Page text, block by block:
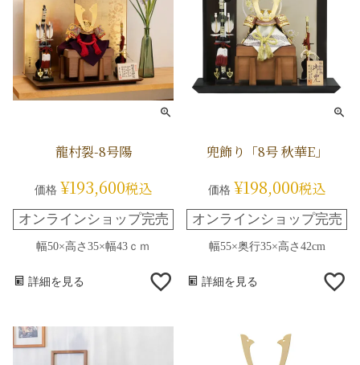
龍村裂-8号陽
価格 ¥193,600税込
オンラインショップ完売
幅50×高さ35×幅43ｃｍ
詳細を見る
兜飾り「8号 秋華E」
価格 ¥198,000税込
オンラインショップ完売
幅55×奥行35×高さ42cm
詳細を見る